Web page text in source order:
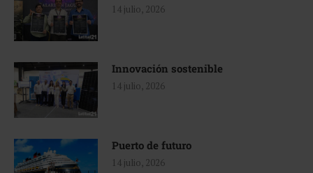
14 julio, 2026
Innovación sostenible
14 julio, 2026
Puerto de futuro
14 julio, 2026